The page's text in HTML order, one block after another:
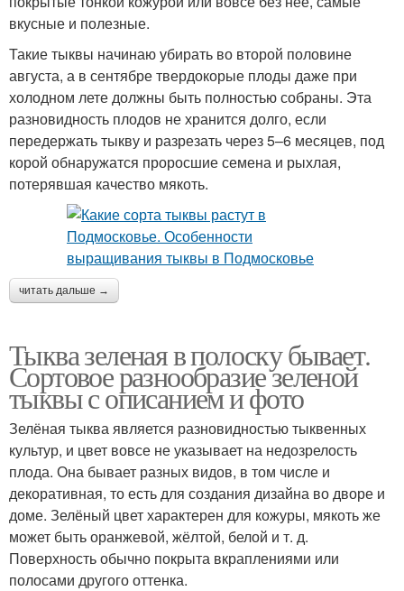
вкусные и полезные.
Такие тыквы начинаю убирать во второй половине
августа, а в сентябре твердокорые плоды даже при
холодном лете должны быть полностью собраны. Эта
разновидность плодов не хранится долго, если
передержать тыкву и разрезать через 5–6 месяцев, под
корой обнаружатся проросшие семена и рыхлая,
потерявшая качество мякоть.
читать дальше →
Тыква зеленая в полоску бывает.
Сортовое разнообразие зеленой
тыквы с описанием и фото
Зелёная тыква является разновидностью тыквенных
культур, и цвет вовсе не указывает на недозрелость
плода. Она бывает разных видов, в том числе и
декоративная, то есть для создания дизайна во дворе и
доме. Зелёный цвет характерен для кожуры, мякоть же
может быть оранжевой, жёлтой, белой и т. д.
Поверхность обычно покрыта вкраплениями или
полосами другого оттенка.